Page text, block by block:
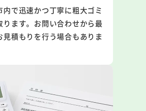
内で迅速かつ丁寧に粗大ゴミ
ります。お問い合わせから最
見積もりを行う場合もありま